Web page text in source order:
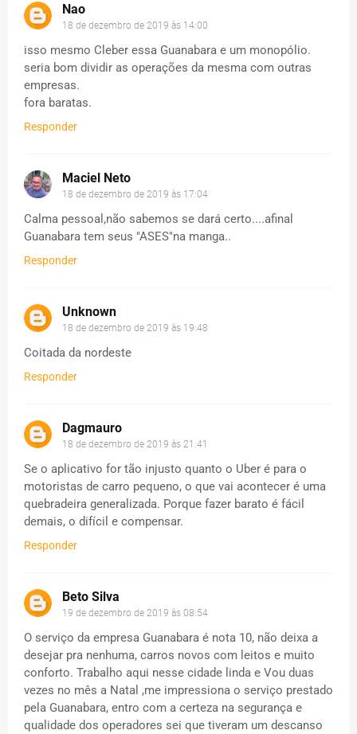
Nao
18 de dezembro de 2019 às 14:00
isso mesmo Cleber essa Guanabara e um monopólio.
seria bom dividir as operações da mesma com outras
empresas.
fora baratas.
Responder
Maciel Neto
18 de dezembro de 2019 às 17:04
Calma pessoal,não sabemos se dará certo....afinal
Guanabara tem seus "ASES"na manga..
Responder
Unknown
18 de dezembro de 2019 às 19:48
Coitada da nordeste
Responder
Dagmauro
18 de dezembro de 2019 às 21:41
Se o aplicativo for tão injusto quanto o Uber é para o
motoristas de carro pequeno, o que vai acontecer é uma
quebradeira generalizada. Porque fazer barato é fácil
demais, o difícil e compensar.
Responder
Beto Silva
19 de dezembro de 2019 às 08:54
O serviço da empresa Guanabara é nota 10, não deixa a
desejar pra nenhuma, carros novos com leitos e muito
conforto. Trabalho aqui nesse cidade linda e Vou duas
vezes no mês a Natal ,me impressiona o serviço prestado
pela Guanabara, entro com a certeza na segurança e
qualidade dos operadores sei que tiveram um descanso